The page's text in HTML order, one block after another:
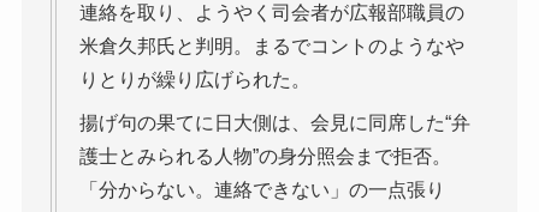
連絡を取り、ようやく司会者が広報部職員の
米倉久邦氏と判明。まるでコントのようなや
りとりが繰り広げられた。
揚げ句の果てに日大側は、会見に同席した“弁
護士とみられる人物”の身分照会まで拒否。
「分からない。連絡できない」の一点張り